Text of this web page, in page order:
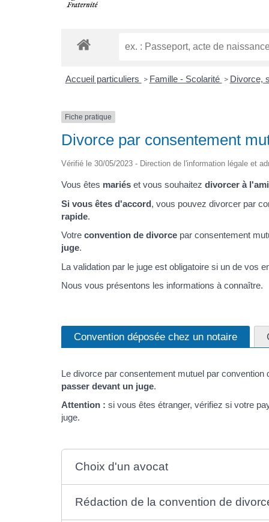
Accueil particuliers > Famille - Scolarité > Divorce,
Fiche pratique
Divorce par consentement
Vérifié le 30/05/2023 - Direction de l'information légale et
Vous êtes mariés et vous souhaitez divorcer à
Si vous êtes d'accord, vous pouvez divorcer par
rapide.
Votre convention de divorce par consentement
juge.
La validation par le juge est obligatoire si un de vos
Nous vous présentons les informations à connaître.
Convention déposée chez un notaire
Le divorce par consentement mutuel par
passer devant un juge.
Attention : si vous êtes étranger, vérifiez si votre
juge.
Choix d'un avocat
Rédaction de la convention de